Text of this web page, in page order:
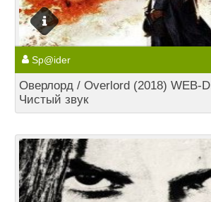
Sp@ider
Оверлорд / Overlord (2018) WEB-
Чистый звук